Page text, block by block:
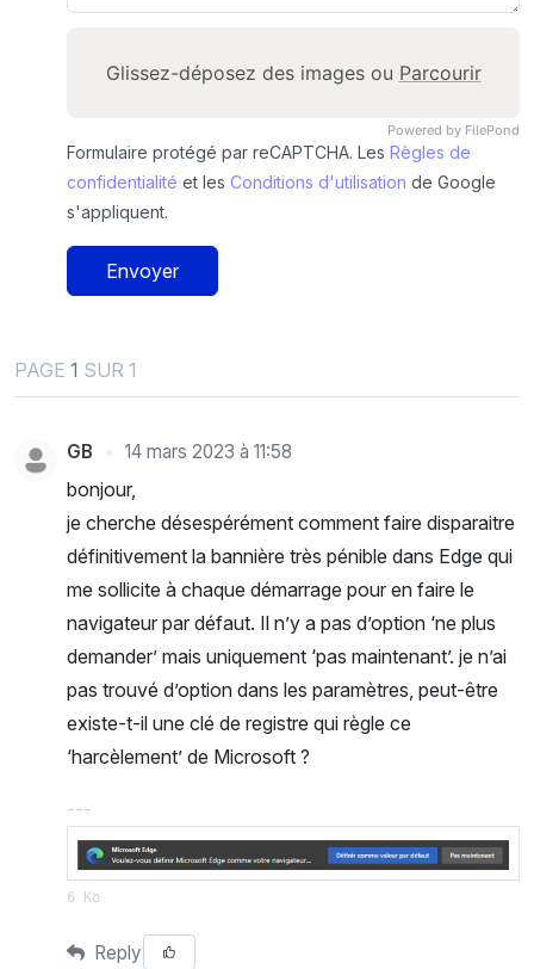
Powered by FilePond
Glissez-déposez des images ou Parcourir
Formulaire protégé par reCAPTCHA. Les Règles de
confidentialité et les Conditions d'utilisation de Google
s'appliquent.
Envoyer
PAGE 1 SUR 1
GB 14 mars 2023 à 11:58
bonjour,
je cherche désespérément comment faire disparaitre
définitivement la bannière très pénible dans Edge qui
me sollicite à chaque démarrage pour en faire le
navigateur par défaut. Il n’y a pas d’option ‘ne plus
demander’ mais uniquement ‘pas maintenant’. je n’ai
pas trouvé d’option dans les paramètres, peut-être
existe-t-il une clé de registre qui règle ce
‘harcèlement’ de Microsoft ?
6 Ko
Reply